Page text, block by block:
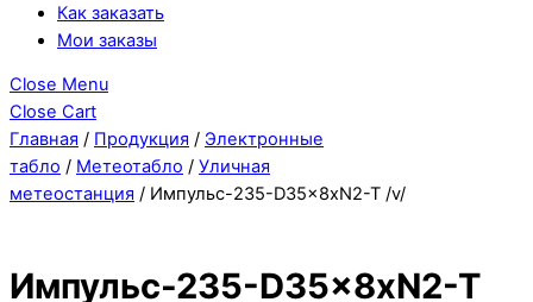
Как заказать
Мои заказы
Close Menu
Close Cart
Главная / Продукция / Электронные
табло / Метеотабло / Уличная
метеостанция / Импульс-235-D35x8xN2-T /v/
Импульс-235-D35x8xN2-T